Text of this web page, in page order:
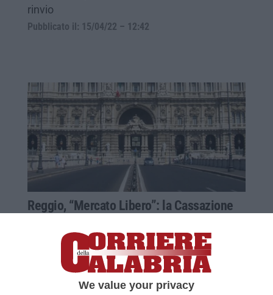
We value your privacy
rinvio
Pubblicato il: 15/04/22 – 12:42
Reggio, “Mercato Libero”: la Cassazione
Frascati
L’imprenditore, accusato di associazione
mafiosa e intestazione fittizia di beni era
stato arrestato la scorsa estate su richiesta